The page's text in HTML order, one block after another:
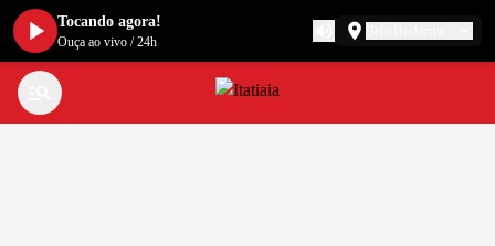
Tocando agora!
Ouça ao vivo /24h